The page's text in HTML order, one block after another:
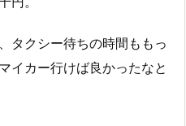
タクシー待ちの時間ももっ
イカー行けば良かったなと